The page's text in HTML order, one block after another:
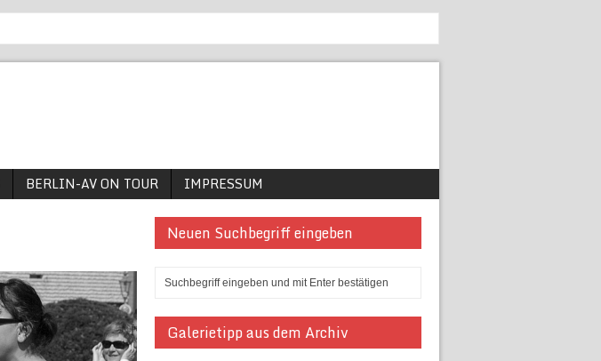
BERLIN-AV ON TOUR IMPRESSUM
Neuen Suchbegriff eingeben
Galerietipp aus dem Archiv